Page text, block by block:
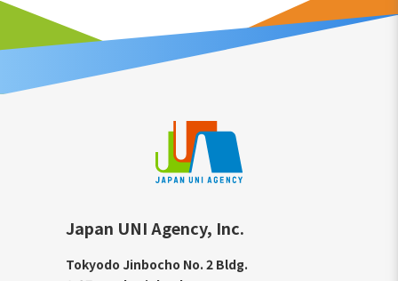
Japan UNI Agency, Inc.
Tokyodo Jinbocho No. 2 Bldg.